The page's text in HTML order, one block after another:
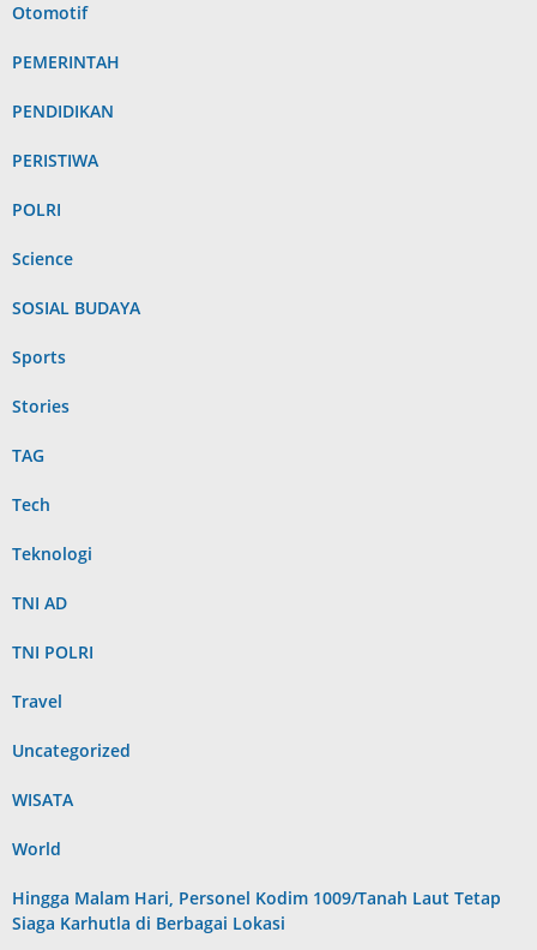
Otomotif
PEMERINTAH
PENDIDIKAN
PERISTIWA
POLRI
Science
SOSIAL BUDAYA
Sports
Stories
TAG
Tech
Teknologi
TNI AD
TNI POLRI
Travel
Uncategorized
WISATA
World
Hingga Malam Hari, Personel Kodim 1009/Tanah Laut Tetap
Siaga Karhutla di Berbagai Lokasi